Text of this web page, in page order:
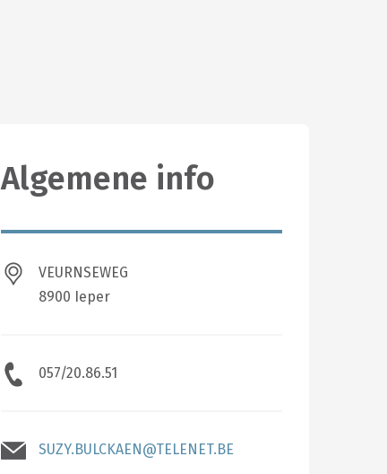
Algemene info
VEURNSEWEG
8900 Ieper
057/20.86.51
SUZY.BULCKAEN@TELENET.BE